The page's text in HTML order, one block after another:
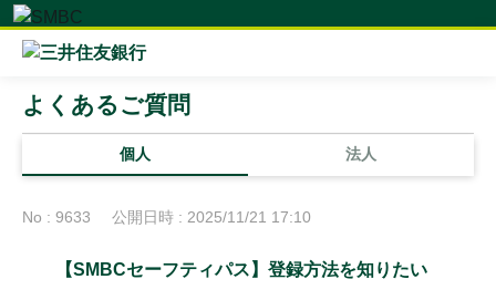
個人 法人
よくあるご質問
No : 9633 公開日時 : 2025/11/21 17:10
【SMBCセーフティパス】登録方法を知りたい